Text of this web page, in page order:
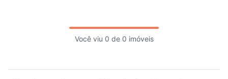
Você viu 0 de 0 imóveis